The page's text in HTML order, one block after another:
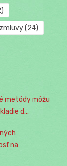
zmluvy(24)
metódy môžu
d...
na